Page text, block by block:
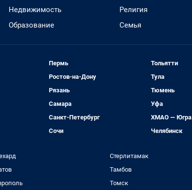
Недвижимость
Образование
Религия
Семья
Пермь
Ростов-на-Дону
Рязань
Самара
Санкт-Петербург
Сочи
Тольятти
Тула
Тюмень
Уфа
ХМАО — Югра
Челябинск
Стерлитамак
Тамбов
Томск